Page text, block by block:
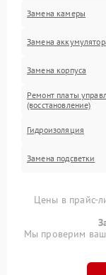
Замена камеры
Замена
Замена корпуса
Ремонт платы
(восстановление)
Гидроизоляция
Замена подсветки
Цены в прайс-
Мы проверим